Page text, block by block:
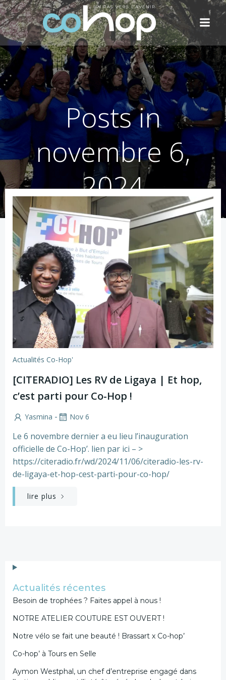
Aller
au
contenu
Posts in
novembre 6,
2024
Actualités Co-Hop'
[CITERADIO] Les RV de Ligaya | Et hop,
c’est parti pour Co-Hop !
Yasmina - Nov 6
Le 6 novembre dernier a eu lieu l’inauguration
officielle de Co-Hop’. lien par ici – >
https://citeradio.fr/wd/2024/11/06/citeradio-les-rv-
de-ligaya-et-hop-cest-parti-pour-co-hop/
lire plus
Actualités récentes
Besoin de trophées ? Faites appel à nous !
NOTRE ATELIER COUTURE EST OUVERT !
Notre vélo se fait une beauté ! Brassart x Co-hop’
Co-hop’ à Tours en Selle
Aymon Westphal, un chef d’entreprise engagé dans